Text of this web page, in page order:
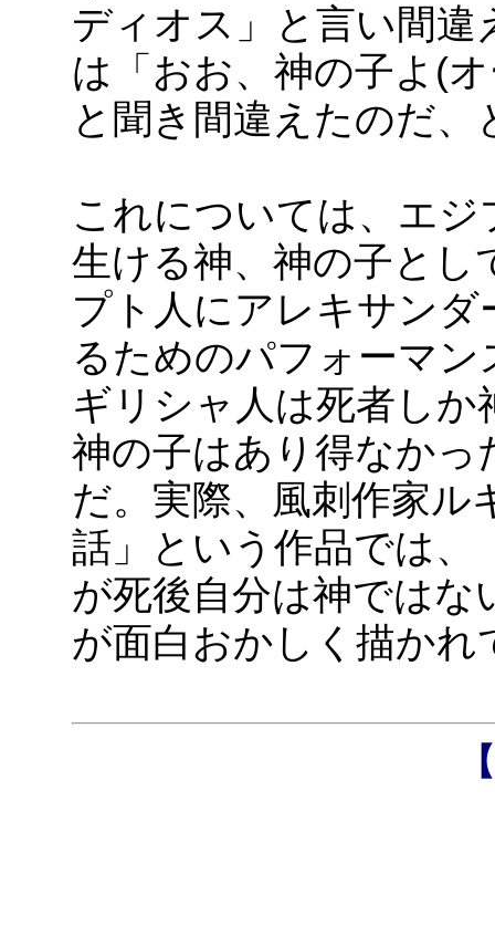
ディオス」と言い間
は「おお、神の子よ(
と聞き間違えたのだ、
これについては、エ
生ける神、神の子とし
プト人にアレキサン
るためのパフォーマ
ギリシャ人は死者し
神の子はあり得なか
だ。実際、風刺作家ル
話」という作品では、
が死後自分は神では
が面白おかしく描かれ